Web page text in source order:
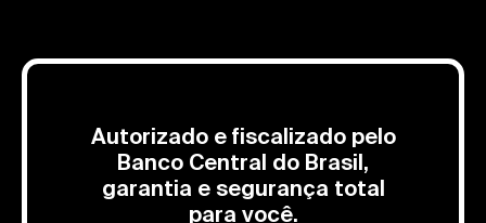
Autorizado e fiscalizado pelo
Banco Central do Brasil,
garantia e segurança total
para você.